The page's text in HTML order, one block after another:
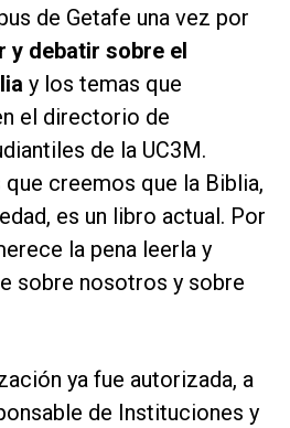
de Getafe una vez por
y debatir sobre el
y los temas que
el directorio de
de la UC3M.
creemos que la Biblia,
es un libro actual. Por
la pena leerla y
sobre nosotros y sobre
ya fue autorizada, a
de Instituciones y